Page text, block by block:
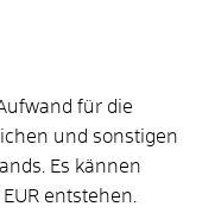
für die
und sonstigen
Es kännen
EUR entstehen.